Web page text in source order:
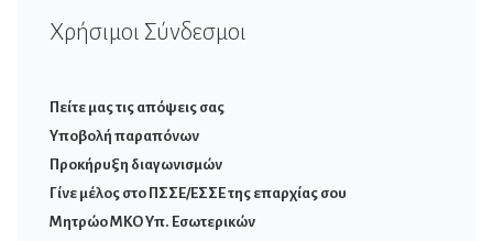
Χρήσιμοι Σύνδεσμοι
Πείτε μας τις απόψεις σας
Υποβολή παραπόνων
Προκήρυξη διαγωνισμών
Γίνε μέλος στο ΠΣΣΕ/ΕΣΣΕ της επαρχίας σου
Μητρώο ΜΚΟ Υπ. Εσωτερικών